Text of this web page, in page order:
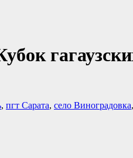
, пгт Сарата, село Виноградовка,